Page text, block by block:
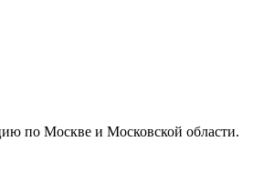
по Москве и Московской области.